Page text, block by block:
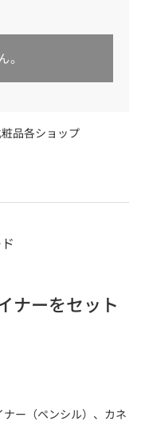
。
品各ショップ
ナーをセット
ー（ペンシル）、カネ